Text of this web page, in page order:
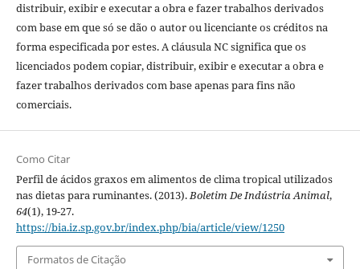
distribuir, exibir e executar a obra e fazer trabalhos derivados
com base em que só se dão o autor ou licenciante os créditos na
forma especificada por estes. A cláusula NC significa que os
licenciados podem copiar, distribuir, exibir e executar a obra e
fazer trabalhos derivados com base apenas para fins não
comerciais.
Como Citar
Perfil de ácidos graxos em alimentos de clima tropical utilizados
nas dietas para ruminantes. (2013).Boletim De Indústria Animal,
64(1), 19-27.
https://bia.iz.sp.gov.br/index.php/bia/article/view/1250
Formatos de Citação